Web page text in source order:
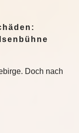
Doch nach